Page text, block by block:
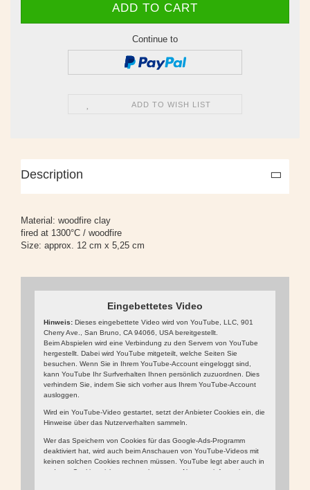
Continue to
ADD TO WISH LIST
Description
Material: woodfire clay
fired at 1300°C / woodfire
Size: approx. 12 cm x 5,25 cm
Eingebettetes Video
Hinweis:Dieses eingebettete Video wird von YouTube, LLC, 901
Cherry Ave., San Bruno, CA 94066, USA bereitgestellt.
Beim Abspielen wird eine Verbindung zu den Servern von YouTube
hergestellt. Dabei wird YouTube mitgeteilt, welche Seiten Sie
besuchen. Wenn Sie in Ihrem YouTube-Account eingeloggt sind,
kann YouTube Ihr Surfverhalten Ihnen persönlich zuzuordnen. Dies
verhindern Sie, indem Sie sich vorher aus Ihrem YouTube-Account
ausloggen.
Wird ein YouTube-Video gestartet, setzt der Anbieter Cookies ein, die
Hinweise über das Nutzerverhalten sammeln.
Wer das Speichern von Cookies für das Google-Ads-Programm
deaktiviert hat, wird auch beim Anschauen von YouTube-Videos mit
keinen solchen Cookies rechnen müssen. YouTube legt aber auch in
anderen Cookies nicht-personenbezogene Nutzungsinformationen